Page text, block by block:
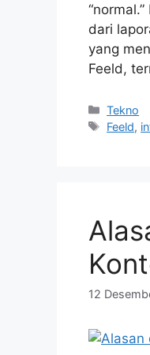
dari
yang
Feeld,
Kategori
Tekno
Tag
Feeld,
12